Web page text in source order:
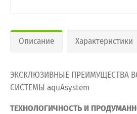
Описание Характеристики
ЭКСКЛЮЗИВНЫЕ ПРЕИМУЩЕСТВА
СИСТЕМЫ aquAsystem
ТЕХНОЛОГИЧНОСТЬ И